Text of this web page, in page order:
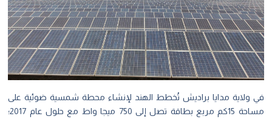
في ولاية مدايا براديش تُخطط الهند لإنشاء محطة شمسية ضوئية على
مساحة 15كم مربع بطاقة تصل إلى 750 ميجا واط مع حلول عام 2017؛